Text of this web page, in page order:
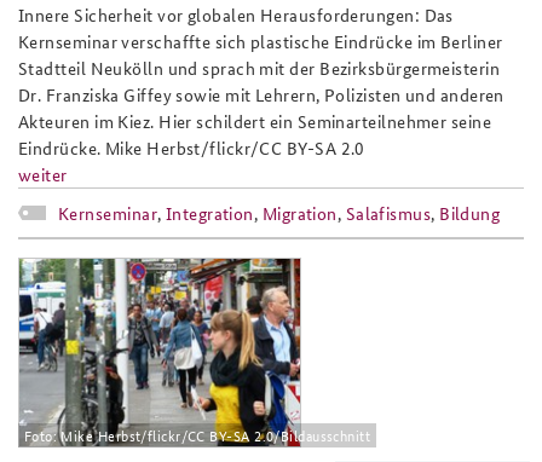
Innere Sicherheit vor globalen Herausforderungen: Das
Kernseminar verschaffte sich plastische Eindrücke im Berliner
Stadtteil Neukölln und sprach mit der Bezirksbürgermeisterin
Dr. Franziska Giffey sowie mit Lehrern, Polizisten und anderen
Akteuren im Kiez. Hier schildert ein Seminarteilnehmer seine
Eindrücke. Mike Herbst/flickr/CC BY-SA 2.0
weiter
Kernseminar, Integration, Migration, Salafismus, Bildung
ks16_neukoelln_slider.jpg
Foto: Mike Herbst/flickr/CC BY-SA 2.0/Bildausschnitt